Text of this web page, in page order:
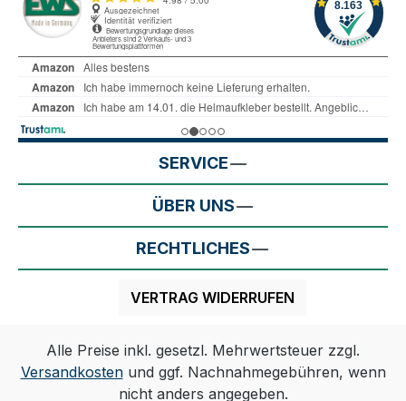
SERVICE
ÜBER UNS
RECHTLICHES
VERTRAG WIDERRUFEN
Alle Preise inkl. gesetzl. Mehrwertsteuer zzgl.
Versandkostenund ggf. Nachnahmegebühren, wenn
nicht anders angegeben.